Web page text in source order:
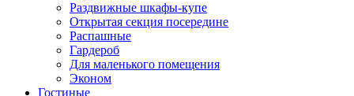
Раздвижные шкафы-купе
Открытая секция посередине
Распашные
Гардероб
Для маленького помещения
Эконом
Гостиные